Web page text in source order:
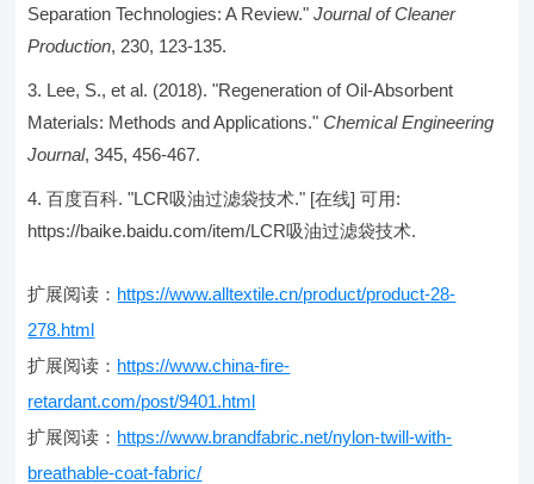
Separation Technologies: A Review."Journal of Cleaner
Production, 230, 123-135.
Lee, S., et al. (2018). "Regeneration of Oil-Absorbent
Materials: Methods and Applications."Chemical Engineering
Journal, 345, 456-467.
百度百科. "LCR吸油过滤袋技术." [在线] 可用:
https://baike.baidu.com/item/LCR吸油过滤袋技术.
扩展阅读： https://www.alltextile.cn/product/product-28-
278.html
扩展阅读： https://www.china-fire-
retardant.com/post/9401.html
扩展阅读： https://www.brandfabric.net/nylon-twill-with-
breathable-coat-fabric/